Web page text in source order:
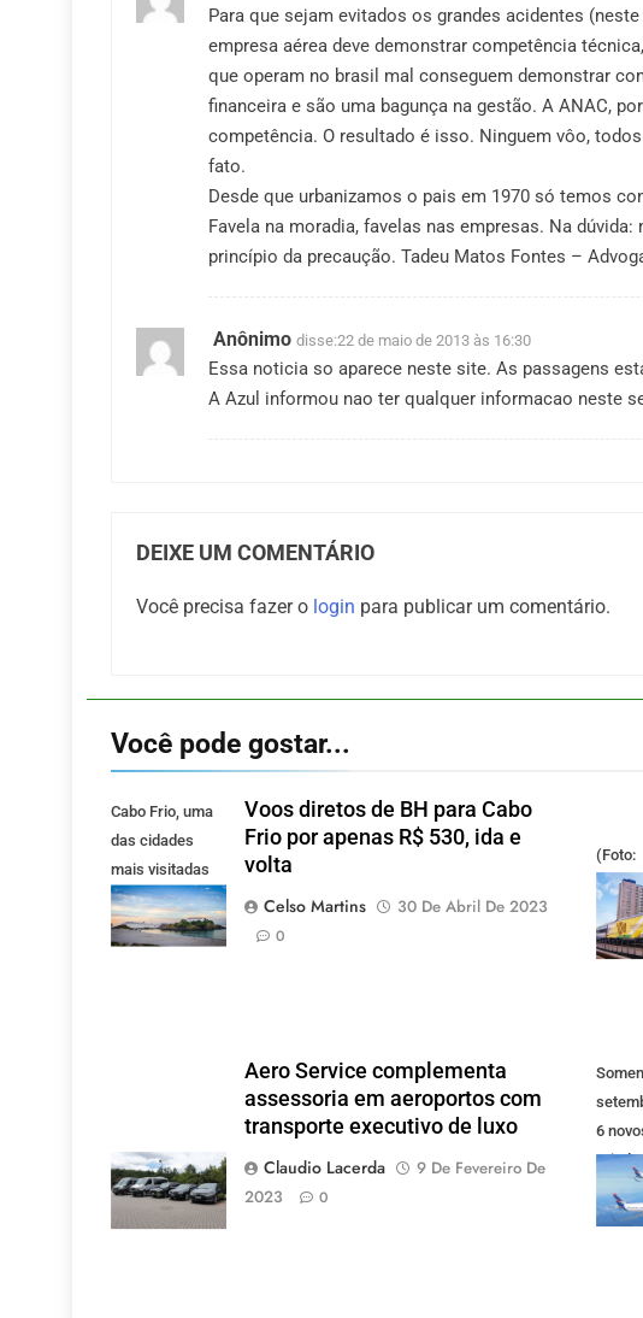
Para que sejam evitados os grandes acidentes
empresa aérea deve demonstrar competência
que operam no brasil mal conseguem demonstrar
financeira e são uma bagunça na gestão. A ANAC,
competência. O resultado é isso. Ninguem vôo,
fato.
Desde que urbanizamos o pais em 1970 só temos
Favela na moradia, favelas nas empresas. Na
princípio da precaução. Tadeu Matos Fontes –
Anônimo disse:22 de maio de 2013 às 16:30
Essa noticia so aparece neste site. As passagens
A Azul informou nao ter qualquer informacao neste
DEIXE UM COMENTÁRIO
Você precisa fazer o login para publicar um comentário.
Você pode gostar...
Cabo Frio, uma
das cidades
mais visitadas
pelos mineiros.
(Foto: Pixabay).
Voos diretos de BH para Cabo
Frio por apenas R$ 530, ida e
volta
Celso Martins
30 De Abril De 2023
0
(Foto:
Aero Service complementa
assessoria em aeroportos com
transporte executivo de luxo
Claudio Lacerda
9 De Fevereiro De
2023
0
6